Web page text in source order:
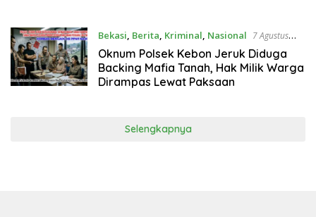
Bekasi, Berita, Kriminal, Nasional 7 Agustus
2026
Oknum Polsek Kebon Jeruk Diduga
Backing Mafia Tanah, Hak Milik Warga
Dirampas Lewat Paksaan
Selengkapnya